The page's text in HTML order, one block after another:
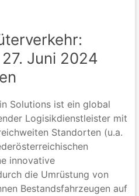
Juni 2024
Solutions ist ein global
Logisikdienstleister mit
Standorten (u.a.
innovative
die Umrüstung von
Bestandsfahrzeugen auf